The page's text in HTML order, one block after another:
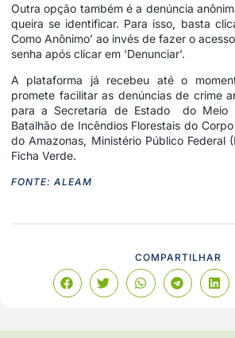
Outra opção também é a denúncia
queira se identificar. Para isso, basta
Como Anônimo’ ao invés de fazer o
senha após clicar em ‘Denunciar’.
A plataforma já recebeu até o
promete facilitar as denúncias de crime
para a Secretaria de Estado do Meio
Batalhão de Incêndios Florestais do
do Amazonas, Ministério Público Federal
Ficha Verde.
FONTE: ALEAM
COMPARTILHAR